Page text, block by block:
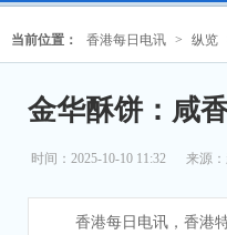
当前位置： 香港每日电讯 > 纵览
金华酥饼：咸
时间：2025-10-10 11:32 来源：
香港每日电讯，香港特